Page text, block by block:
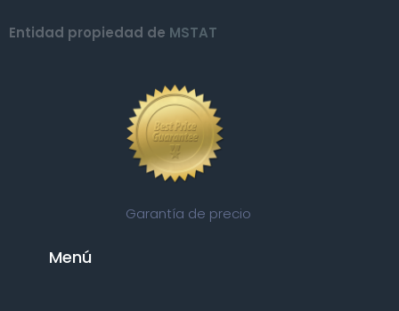
Entidad propiedad de MSTAT
Garantía de precio
Menú